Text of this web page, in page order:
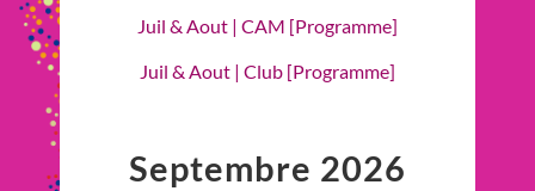
Juil & Aout | CAM [Programme]
Juil & Aout | Club [Programme]
Septembre 2026